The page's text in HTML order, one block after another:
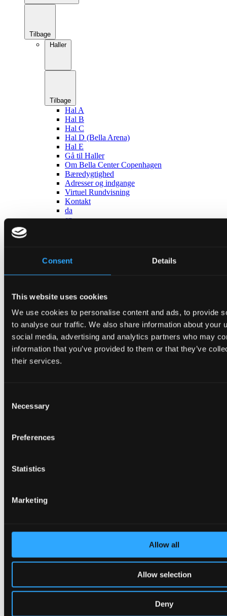
Consent Details
This website uses cookies
We use cookies to personalise content and ads, to provide
to analyse our traffic. We also share information about your
social media, advertising and analytics partners who may
information that you’ve provided to them or that they’ve
their services.
Selection
Necessary
Preferences
Statistics
Marketing
Allow all
Allow selection
Deny
Tilbage
Haller
Tilbage
Hal A
Hal B
Hal C
Hal D (Bella Arena)
Hal E
Gå til Haller
Om Bella Center Copenhagen
Bæredygtighed
Adresser og indgange
Virtuel Rundvisning
Kontakt
da
en
Tilbage
Auditorium 15
Gå til Auditorier
Om Bella Center Copenhagen
Bæredygtighed
Adresser og indgange
Balkoner & Foyerer